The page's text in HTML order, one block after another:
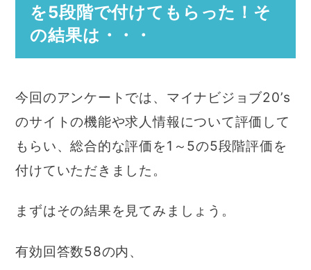
を5段階で付けてもらった！そ
の結果は・・・
今回のアンケートでは、マイナビジョブ20’s
のサイトの機能や求人情報について評価して
もらい、総合的な評価を1～5の5段階評価を
付けていただきました。
まずはその結果を見てみましょう。
有効回答数58の内、